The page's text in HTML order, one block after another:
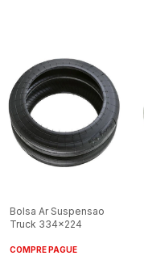
Bolsa Ar Suspensao
Truck 334x224
COMPRE PAGUE